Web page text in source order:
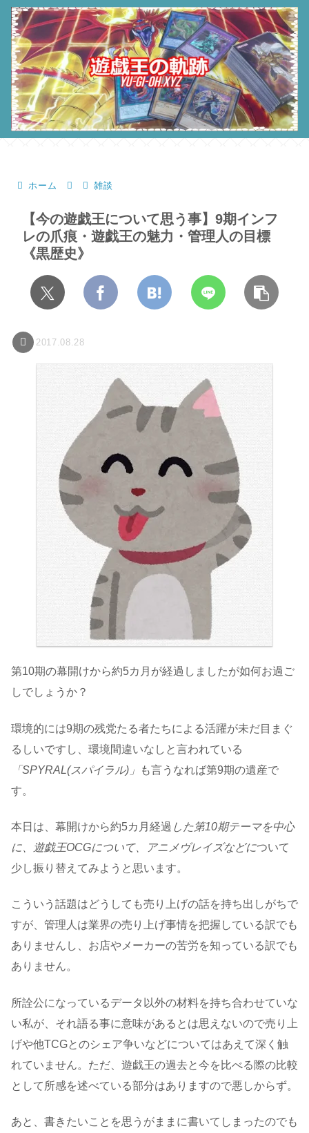
ホーム 雑談
【今の遊戯王について思う事】9期インフ
レの爪痕・遊戯王の魅力・管理人の目標
《黒歴史》
2017.08.28
第10期の幕開けから約5カ月が経過しましたが如何お過ご
しでしょうか？
環境的には9期の残党たる者たちによる活躍が未だ目まぐ
るしいですし、環境間違いなしと言われている
「SPYRAL(スパイラル)」
も言うなれば第9期の遺産で
す。
本日は、幕開けから約5カ月経過 した第10期テーマを中心
に、遊戯王OCGについて、アニメヴレイズなどについて
少し振り替えてみようと思います。
こういう話題はどうしても売り上げの話を持ち出しがちで
すが、管理人は業界の売り上げ事情を把握している訳でも
ありませんし、お店やメーカーの苦労を知っている訳でも
ありません。
所詮公になっているデータ以外の材料を持ち合わせていな
い私が、それ語る事に意味があるとは思えないので売り上
げや他TCGとのシェア争いなどについてはあえて深く触
れていません。ただ、遊戯王の過去と今を比べる際の比較
として所感を述べている部分はありますので悪しからず。
あと、書きたいことを思うがままに書いてしまったのでも